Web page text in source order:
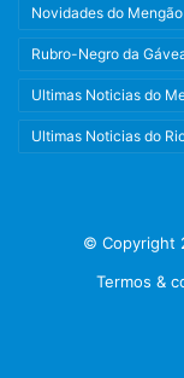
Novidades do Mengão
Rubro-Negro da
Ultimas Noticias do
Ultimas Noticias do
© Copyright
Termos &